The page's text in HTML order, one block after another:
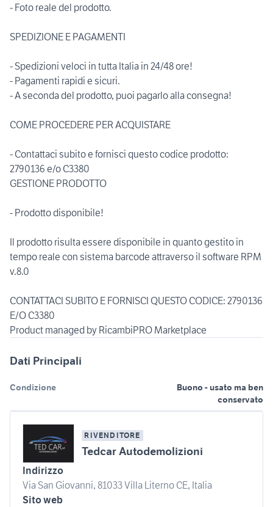
- Foto reale del prodotto.
SPEDIZIONE E PAGAMENTI
- Spedizioni veloci in tutta Italia in 24/48 ore!
- Pagamenti rapidi e sicuri.
- A seconda del prodotto, puoi pagarlo alla consegna!
COME PROCEDERE PER ACQUISTARE
- Contattaci subito e fornisci questo codice prodotto:
2790136 e/o C3380
GESTIONE PRODOTTO
- Prodotto disponibile!
Il prodotto risulta essere disponibile in quanto gestito in
tempo reale con sistema barcode attraverso il software RPM
v.8.0
CONTATTACI SUBITO E FORNISCI QUESTO CODICE: 2790136
E/O C3380
Product managed by RicambiPRO Marketplace
Dati Principali
Condizione
Buono - usato ma ben
conservato
RIVENDITORE
Tedcar Autodemolizioni
Indirizzo
Via San Giovanni, 81033 Villa Literno CE, Italia
Sito web